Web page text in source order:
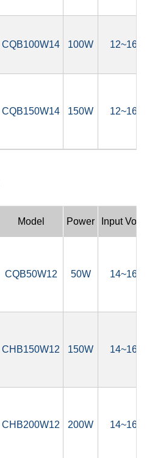
CQB100W14 100W 12~160V
CQB150W14 150W 12~160V
Model Power Input
CQB50W12 50W 14~160V
CHB150W12 150W 14~160V
CHB200W12 200W 14~160V